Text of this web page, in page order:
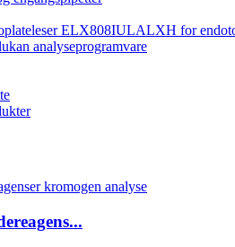
ELX808IULALXH for
analyseprogramvare